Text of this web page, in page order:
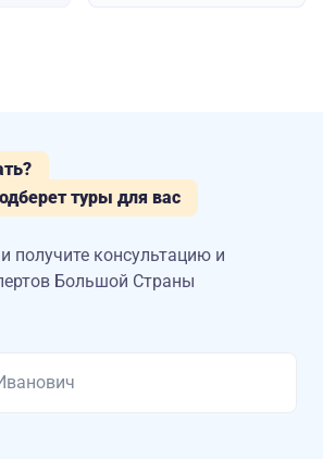
туры для вас
получите консультацию и
Большой Страны